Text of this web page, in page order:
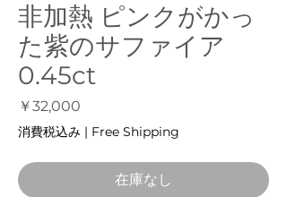
非加熱 ピンクがかっ
た紫のサファイア
0.45ct
￥32,000
格
消費税込み | Free Shipping
在庫なし